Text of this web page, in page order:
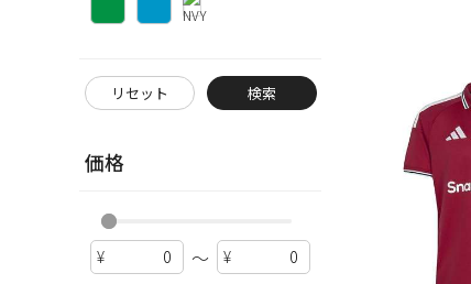
リセット 検索
価格
～